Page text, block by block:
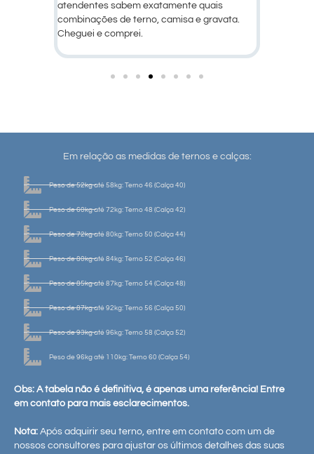
exatamente quais
camisa e gravata.
produtos!
Em relação as medidas de ternos e calças:
Peso de 52kg até 58kg: Terno 46 (Calça 40)
Peso de 60kg até 72kg: Terno 48 (Calça 42)
Peso de 72kg até 80kg: Terno 50 (Calça 44)
Peso de 80kg até 84kg: Terno 52 (Calça 46)
Peso de 85kg até 87kg: Terno 54 (Calça 48)
Peso de 87kg até 92kg: Terno 56 (Calça 50)
Peso de 93kg até 96kg: Terno 58 (Calça 52)
Peso de 96kg até 110kg: Terno 60 (Calça 54)
Obs: A tabela não é definitiva, é apenas uma referência! Entre
em contato para mais esclarecimentos.
Nota: Após adquirir seu terno, entre em contato com um de
nossos consultores para ajustar os últimos detalhes das suas